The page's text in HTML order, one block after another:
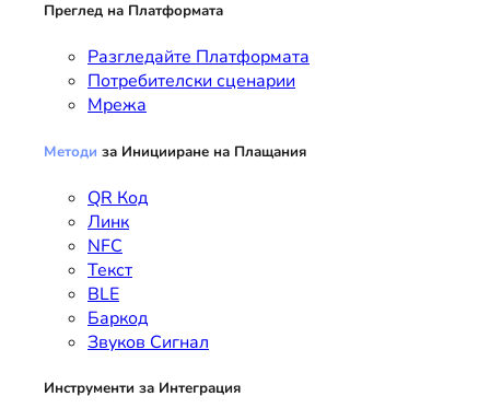
Преглед на Платформата
Разгледайте Платформата
Потребителски сценарии
Мрежа
Методи за Иницииране на Плащания
QR Код
Линк
NFC
Текст
BLE
Баркод
Звуков Сигнал
Инструменти за Интеграция